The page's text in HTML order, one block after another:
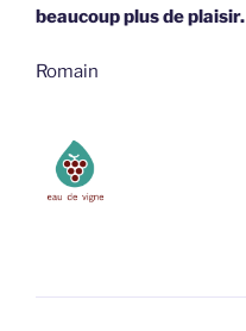
beaucoup plus de plaisir.
Romain